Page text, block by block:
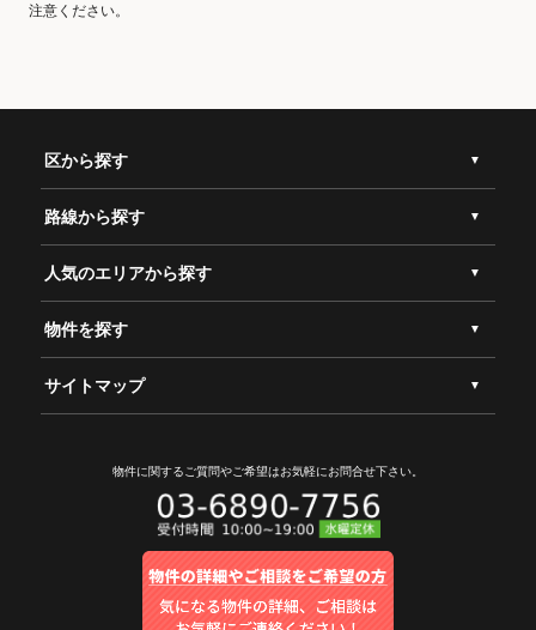
注意ください。
区から探す
路線から探す
人気のエリアから探す
物件を探す
サイトマップ
物件に関するご質問やご希望はお気軽にお問合せ下さい。